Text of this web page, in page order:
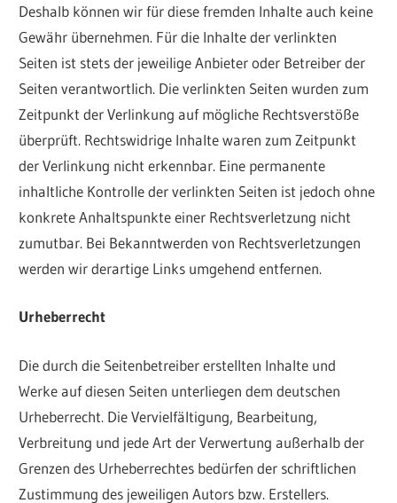
Deshalb können wir für diese fremden Inhalte auch keine
Gewähr übernehmen. Für die Inhalte der verlinkten
Seiten ist stets der jeweilige Anbieter oder Betreiber der
Seiten verantwortlich. Die verlinkten Seiten wurden zum
Zeitpunkt der Verlinkung auf mögliche Rechtsverstöße
überprüft. Rechtswidrige Inhalte waren zum Zeitpunkt
der Verlinkung nicht erkennbar. Eine permanente
inhaltliche Kontrolle der verlinkten Seiten ist jedoch ohne
konkrete Anhaltspunkte einer Rechtsverletzung nicht
zumutbar. Bei Bekanntwerden von Rechtsverletzungen
werden wir derartige Links umgehend entfernen.
Urheberrecht
Die durch die Seitenbetreiber erstellten Inhalte und
Werke auf diesen Seiten unterliegen dem deutschen
Urheberrecht. Die Vervielfältigung, Bearbeitung,
Verbreitung und jede Art der Verwertung außerhalb der
Grenzen des Urheberrechtes bedürfen der schriftlichen
Zustimmung des jeweiligen Autors bzw. Erstellers.